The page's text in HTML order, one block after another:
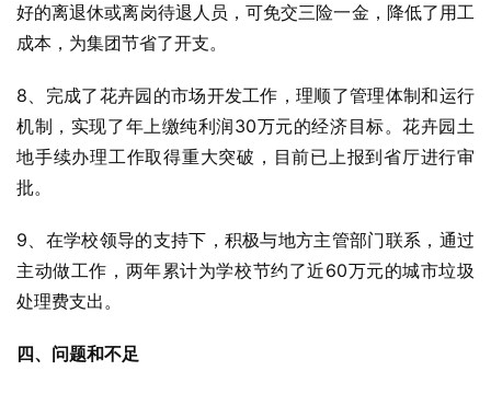
好的离退休或离岗待退人员，可免交三险一金，降低了用工
成本，为集团节省了开支。
8、完成了花卉园的市场开发工作，理顺了管理体制和运行
机制，实现了年上缴纯利润30万元的经济目标。花卉园土
地手续办理工作取得重大突破，目前已上报到省厅进行审
批。
9、在学校领导的支持下，积极与地方主管部门联系，通过
主动做工作，两年累计为学校节约了近60万元的城市垃圾
处理费支出。
四、问题和不足